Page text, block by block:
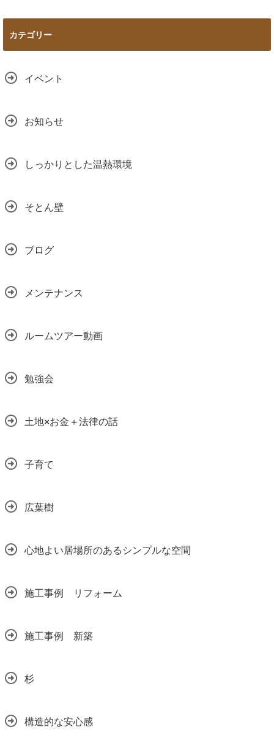
カテゴリー
イベント
お知らせ
しっかりとした温熱環境
そとん壁
ブログ
メンテナンス
ルームツアー動画
勉強会
土地×お金＋法律の話
子育て
広葉樹
心地よい居場所のあるシンプルな空間
施工事例 リフォーム
施工事例 新築
杉
構造的な安心感